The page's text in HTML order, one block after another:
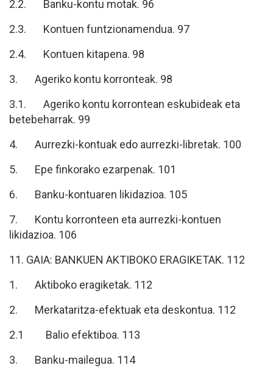
2.2. Banku-kontu motak. 96
2.3. Kontuen funtzionamendua. 97
2.4. Kontuen kitapena. 98
3. Ageriko kontu korronteak. 98
3.1. Ageriko kontu korrontean eskubideak eta
betebeharrak. 99
4. Aurrezki-kontuak edo aurrezki-libretak. 100
5. Epe finkorako ezarpenak. 101
6. Banku-kontuaren likidazioa. 105
7. Kontu korronteen eta aurrezki-kontuen
likidazioa. 106
11. GAIA: BANKUEN AKTIBOKO ERAGIKETAK. 112
1. Aktiboko eragiketak. 112
2. Merkataritza-efektuak eta deskontua. 112
2.1 Balio efektiboa. 113
3. Banku-mailegua. 114